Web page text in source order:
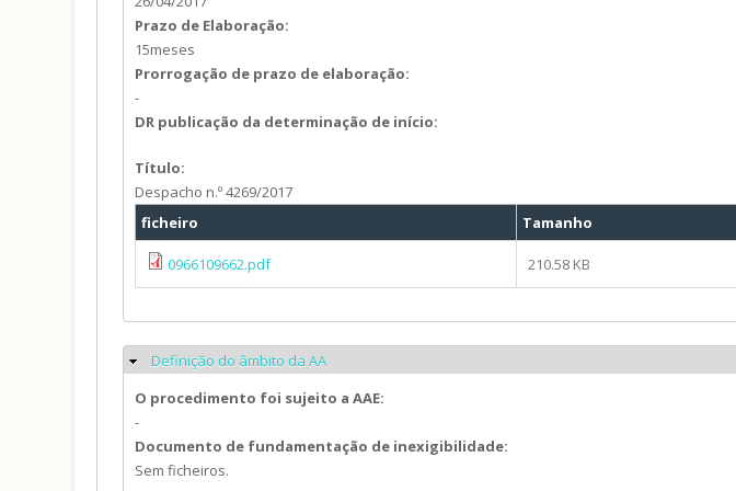
Prazo de Elaboração:
15meses
Prorrogação de prazo de elaboração:
-
DR publicação da determinação de início:
Título:
Despacho n.º 4269/2017
ficheiro Tamanho
0966109662.pdf 210.58 KB
Ocultar
Definição do âmbito da AA
O procedimento foi sujeito a AAE:
-
Documento de fundamentação de inexigibilidade:
Sem ficheiros.